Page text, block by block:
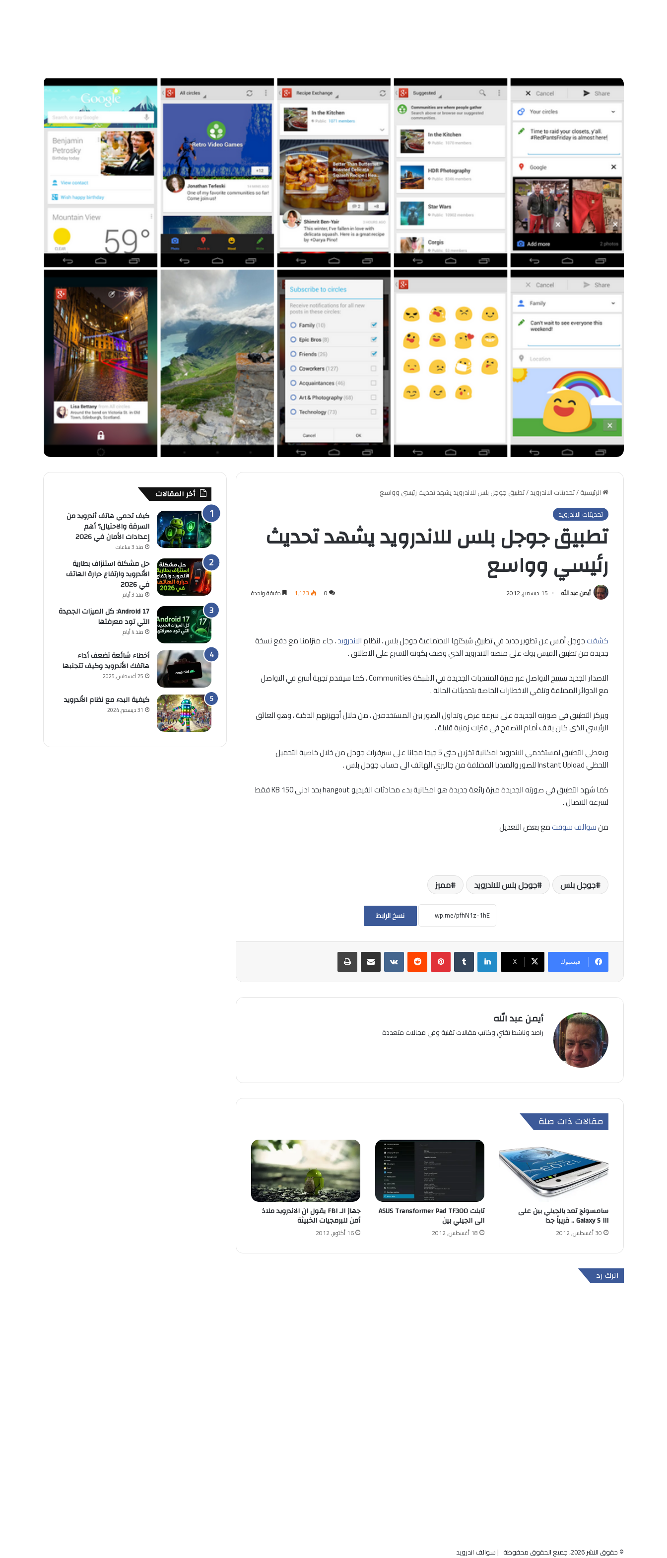
الرئيسية/تحديثات الاندرويد/تطبيق جوجل بلس للاندرويد يشهد تحديث رئيسي وواسع
تحديثات الاندرويد
تطبيق جوجل بلس للاندرويد يشهد تحديث
رئيسي وواسع
أيمن عبد الله 15 ديسمبر, 2012 0 1٬173 دقيقة واحدة
كشفتجوجل أمس عن تطوير جديد في تطبيق شبكتها الاجتماعية جوجل بلس ، لنظامالاندرويد، جاء متزامنا مع دفع نسخة
جديدة من تطبيق الفيس بوك على منصة الاندرويد الذي وصف بكونه الاسرع على الاطلاق .
الاصدار الجديد سيتيح التواصل عبر ميزة المنتديات الجديدة في الشبكة Communities ، كما سيقدم تجربة أسرع في التواصل
مع الدوائر المختلفة وتلقي الاخطارات الخاصة بتحديثات الحالة .
ويركز التطبيق في صورته الجديدة على سرعة عرض وتداول الصور بين المستخدمين ، من خلال أجهزتهم الذكية ، وهو العائق
الرئيسي الذي كان يقف أمام التصفح في فترات زمنية قليلة .
ويعطي التطبيق لمستخدمي الاندرويد امكانية تخزين حتى 5 جيجا مجانا على سيرفرات جوجل من خلال خاصية التحميل
اللحظي Instant Upload للصور والميديا المختلفة من جاليري الهاتف الى حساب جوجل بلس .
كما شهد التطبيق في صورته الجديدة ميزة رائعة جديدة هو امكانية بدء محادثات الفيديو hangout بحد ادنى 150 KB فقط
لسرعة الاتصال .
منسوالف سوفتمع بعض التعديل
جوجل بلس جوجل بلس للاندرويد مميز
نسخ الرابط
فيسبوك ‫X
لينكدإن بينتيريست مشاركة عبر البريد طباعة
أيمن عبد الله
راصد وناشط تقني وكاتب مقالات تقنية وفي مجالات متعددة
مقالات ذات صلة
سامسونج تعد بالجيلي بين على
Galaxy S III .. قريباً جدا
30 أغسطس, 2012
تابلت ASUS Transformer Pad TF300
الى الجيلي بين
18 أغسطس, 2012
جهاز الـ FBI يقول ان الاندرويد ملاذ
أمن للبرمجيات الخبيثة
16 أكتوبر, 2012
اترك رد
أخر المقالات
كيف تحمي هاتف أندرويد من
السرقة والاحتيال؟ أهم
إعدادات الأمان في 2026
منذ 3 ساعات
حل مشكلة استنزاف بطارية
الأندرويد وارتفاع حرارة الهاتف
في 2026
منذ 3 أيام
Android 17: كل الميزات الجديدة
التي تود معرفتها
منذ 4 أيام
أخطاء شائعة تضعف أداء
هاتفك الأندرويد وكيف تتجنبها
25 أغسطس, 2025
كيفية البدء مع نظام الأندرويد
31 ديسمبر, 2024
© حقوق النشر 2026، جميع الحقوق محفوظة | سوالف اندرويد